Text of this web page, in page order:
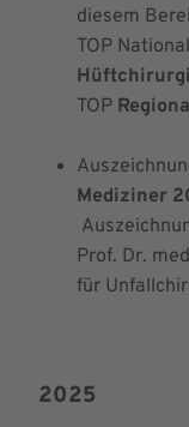
diesem
TOP
TOP
Mediziner
Prof. Dr.
für
2025